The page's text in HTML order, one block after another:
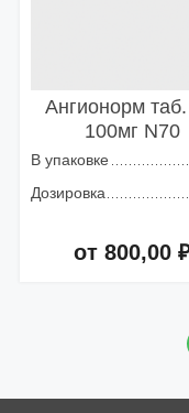
Ангионорм
100мг N70
В упаковке
Дозировка
от 800,00